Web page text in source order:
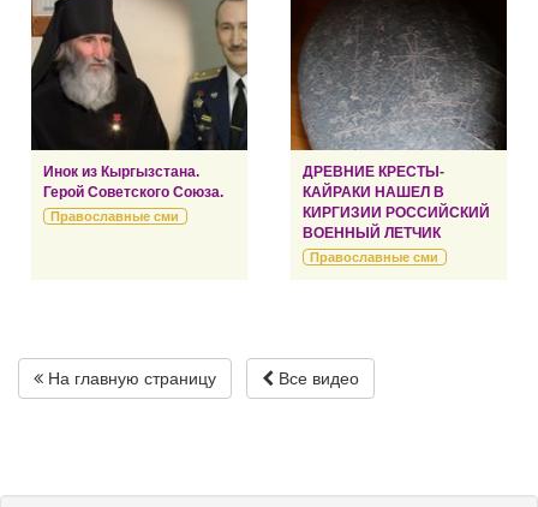
Инок из Кыргызстана.
Герой Советского Союза.
Православные сми
ДРЕВНИЕ КРЕСТЫ-
КАЙРАКИ НАШЕЛ В
КИРГИЗИИ РОССИЙСКИЙ
ВОЕННЫЙ ЛЕТЧИК
Православные сми
На главную страницу Все видео